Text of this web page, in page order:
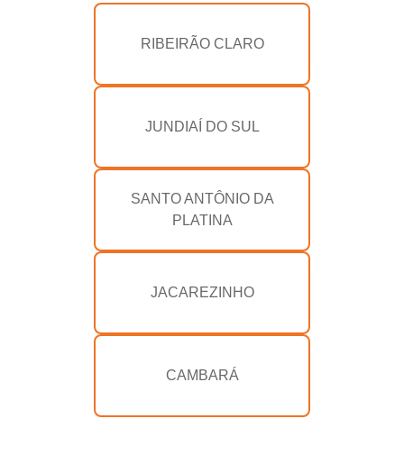
RIBEIRÃO CLARO
JUNDIAÍ DO SUL
SANTO ANTÔNIO DA
PLATINA
JACAREZINHO
CAMBARÁ